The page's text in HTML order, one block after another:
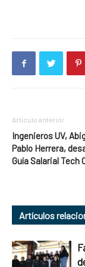
Artículo anterior
Ingenieros UV,
Pablo Herrera,
Guía Salarial Tech
Artículos